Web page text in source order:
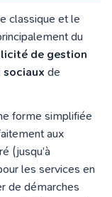
classique et le
du
de gestion
sociaux de
forme simplifiée
aux
(jusqu’à
les services en
de démarches